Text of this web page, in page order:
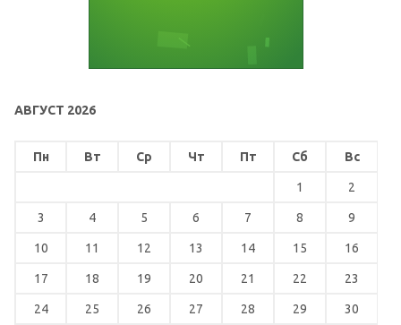
АВГУСТ 2026
Пн Вт Ср Чт Пт Сб Вс
1 2
3 4 5 6 7 8 9
10 11 12 13 14 15 16
17 18 19 20 21 22 23
24 25 26 27 28 29 30